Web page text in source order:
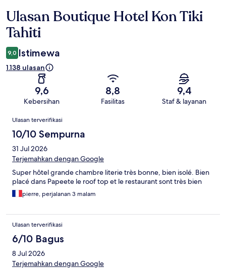
Ulasan
Ulasan Boutique Hotel Kon Tiki
Tahiti
9,0 Istimewa
1.138 ulasan
9,6
Kebersihan
8,8
Fasilitas
9,4
Staf & layanan
Ulasan
Ulasan terverifikasi
10/10 Sempurna
31 Jul 2026
Terjemahkan dengan Google
Super hôtel grande chambre literie très bonne, bien isolé. Bien
placé dans Papeete le roof top et le restaurant sont très bien
pierre, perjalanan 3 malam
Ulasan terverifikasi
6/10 Bagus
8 Jul 2026
Terjemahkan dengan Google